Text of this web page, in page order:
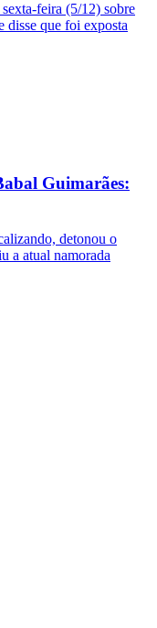
feira (5/12) sobre
disse que foi exposta
Guimarães:
detonou o
a atual namorada